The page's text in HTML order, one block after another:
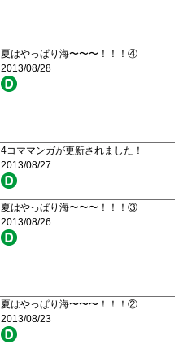
夏はやっぱり海〜〜〜！！！④
2013/08/28
4コママンガが更新されました！
2013/08/27
夏はやっぱり海〜〜〜！！！③
2013/08/26
夏はやっぱり海〜〜〜！！！②
2013/08/23